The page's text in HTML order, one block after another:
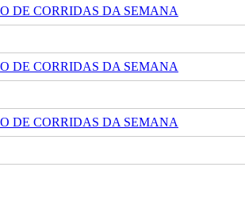
DE CORRIDAS DA SEMANA
DE CORRIDAS DA SEMANA
DE CORRIDAS DA SEMANA